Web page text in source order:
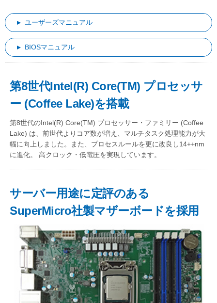
第8世代Intel(R) Core(TM) プロセッサ
ー (Coffee Lake)を搭載
第8世代のIntel(R) Core(TM) プロセッサー・ファミリー (Coffee
Lake) は、前世代よりコア数が増え、マルチタスク処理能力が大
幅に向上しました。また、プロセスルールを更に改良し14++nm
に進化。 高クロック・低電圧を実現しています。
サーバー用途に定評のある
SuperMicro社製マザーボードを採用
ユーザーズマニュアル
BIOSマニュアル